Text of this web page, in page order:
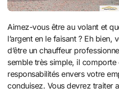
Aimez-vous être au volant et que vous voulez gagner de
l’argent en le faisant ? Eh bien,
d’être un chauffeur
semble très simple, il comporte
responsabilités envers votre
conduisez. Vous devrez traiter